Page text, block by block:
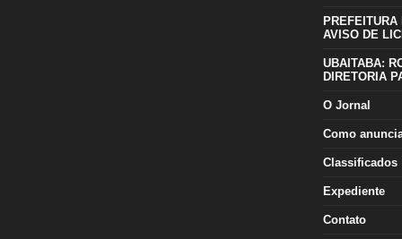
AVISO DE
UBAITABA:
DIRETORIA
O Jornal
Como
Classificados
Expediente
Contato